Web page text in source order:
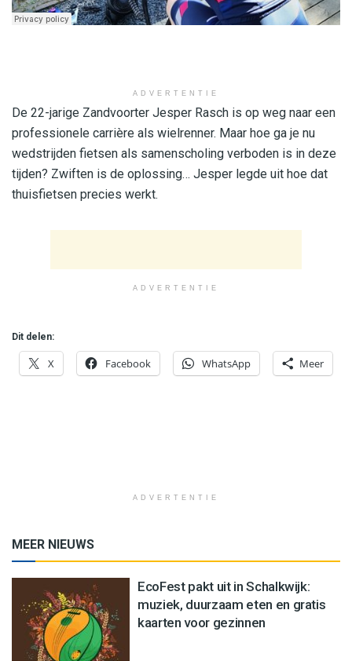
ADVERTENTIE
De 22-jarige Zandvoorter Jesper Rasch is op weg naar een
professionele carrière als wielrenner. Maar hoe ga je nu
wedstrijden fietsen als samenscholing verboden is in deze
tijden? Zwiften is de oplossing… Jesper legde uit hoe dat
thuisfietsen precies werkt.
ADVERTENTIE
Dit delen:
X Facebook WhatsApp Meer
ADVERTENTIE
MEER NIEUWS
EcoFest pakt uit in Schalkwijk:
muziek, duurzaam eten en gratis
kaarten voor gezinnen